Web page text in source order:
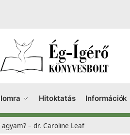
Hitoktatás Információk
agyam? – dr. Caroline Leaf